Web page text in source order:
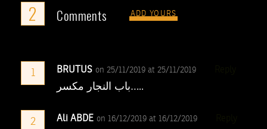
2 Comments ADD YOURS
1 BRUTUS on 25/11/2019 at 25/11/2019
باب النجار مكسر…..
2 Ali ABDE on 16/12/2019 at 16/12/2019